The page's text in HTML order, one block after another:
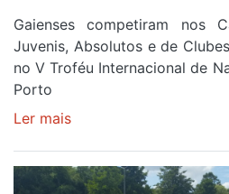
Gaienses competiram nos
Juvenis, Absolutos e de
no V Troféu Internacional de
Porto
Ler mais
AP